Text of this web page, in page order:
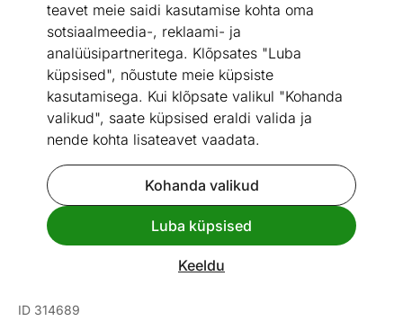
teavet meie saidi kasutamise kohta oma
sotsiaalmeedia-, reklaami- ja
analüüsipartneritega. Klõpsates "Luba
küpsised", nõustute meie küpsiste
kasutamisega. Kui klõpsate valikul "Kohanda
valikud", saate küpsised eraldi valida ja
nende kohta lisateavet vaadata.
Kohanda valikud
Luba küpsised
Keeldu
Vaata sarnaseid
ID 314689